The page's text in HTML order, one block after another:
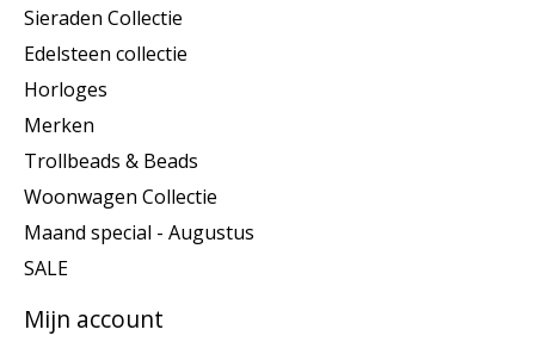
Sieraden Collectie
Edelsteen collectie
Horloges
Merken
Trollbeads & Beads
Woonwagen Collectie
Maand special - Augustus
SALE
Mijn account